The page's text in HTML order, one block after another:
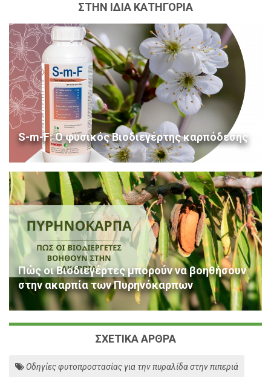
ΣΤΗΝ ΙΔΙΑ ΚΑΤΗΓΟΡΙΑ
S-m-F: Ο φυσικός Βιοδιεγέρτης καρπόδεσης
Πώς οι Βιοδιεγέρτες μπορούν να βοηθήσουν
στην ακαρπία των Πυρηνόκαρπων
ΣΧΕΤΙΚΑ ΑΡΘΡΑ
Οδηγίες φυτοπροστασίας για την πυραλίδα στην πιπεριά